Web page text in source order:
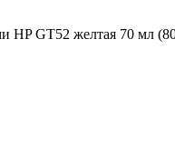
HP GT52 желтая 70 мл